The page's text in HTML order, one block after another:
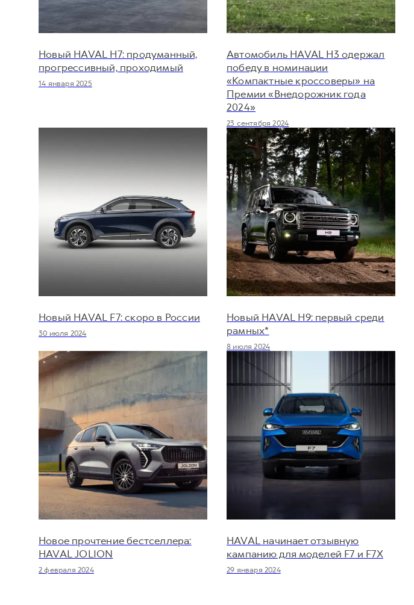
Новый HAVAL H7: продуманный,
прогрессивный, проходимый
14 января 2025
Автомобиль HAVAL H3 одержал
победу в номинации
«Компактные кроссоверы» на
Премии «Внедорожник года
2024»
23 сентября 2024
Новый HAVAL F7: скоро в России
30 июля 2024
Новый HAVAL H9: первый среди
рамных*
8 июля 2024
Новое прочтение бестселлера:
HAVAL JOLION
2 февраля 2024
HAVAL начинает отзывную
кампанию для моделей F7 и F7X
29 января 2024